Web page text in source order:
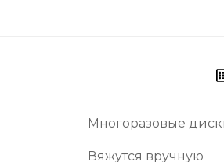
Многоразовые
Вяжутся вручную